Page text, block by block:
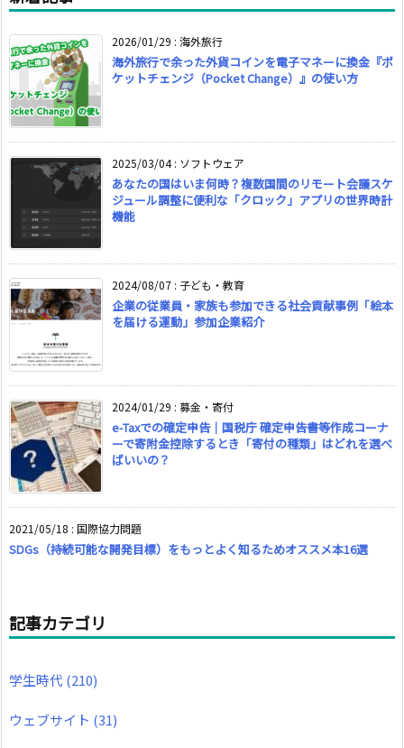
2026/01/29 : 海外旅行
海外旅行で余った外貨コインを電子マネーに換金『ポ
ケットチェンジ（Pocket Change）』の使い方
2025/03/04: ソフトウェア
あなたの国はいま何時？複数国間のリモート会議スケ
ジュール調整に便利な「クロック」アプリの世界時計
機能
2024/08/07 : 子ども・教育
企業の従業員・家族も参加できる社会貢献事例「絵本
を届ける運動」参加企業紹介
2024/01/29 : 募金・寄付
e-Taxでの確定申告｜国税庁 確定申告書等作成コーナ
ーで寄附金控除するとき「寄付の種類」はどれを選べ
ばいいの？
2021/05/18 : 国際協力問題
SDGs（持続可能な開発目標）をもっとよく知るためオススメ本16選
記事カテゴリ
学生時代(210)
ウェブサイト (31)